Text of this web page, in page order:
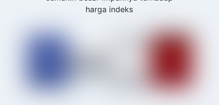
harga indeks